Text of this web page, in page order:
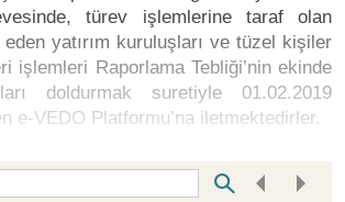
türev işlemlerine taraf olan
eden yatırım kuruluşları ve tüzel kişiler
işlemleri Raporlama Tebliği’nin ekinde
doldurmak suretiyle 01.02.2019
e-VEDO Platformu’na iletmektedirler.